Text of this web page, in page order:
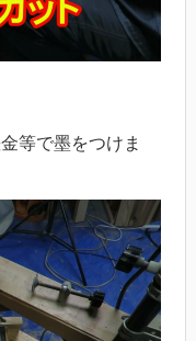
等で墨をつけま